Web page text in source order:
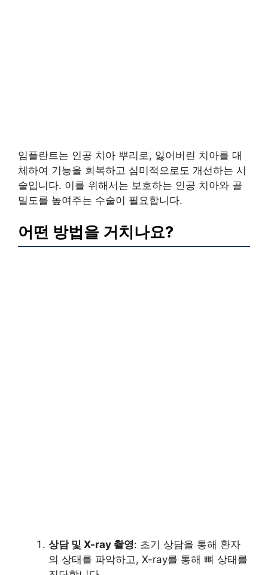
임플란트는 인공 치아 뿌리로, 잃어버린 치아를 대
체하여 기능을 회복하고 심미적으로도 개선하는 시
술입니다. 이를 위해서는 보호하는 인공 치아와 골
밀도를 높여주는 수술이 필요합니다.
어떤 방법을 거치나요?
상담 및 X-ray 촬영: 초기 상담을 통해 환자
의 상태를 파악하고, X-ray를 통해 뼈 상태를